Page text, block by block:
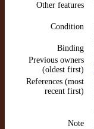
Other features
Condition
Binding
Previous owners
(oldest first)
References (most
recent first)
Note